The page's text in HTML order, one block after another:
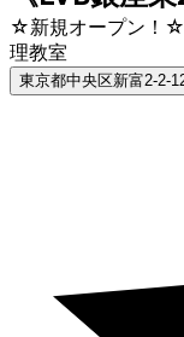
☆新規オープン！☆
理教室
東京都中央区新富2-2-